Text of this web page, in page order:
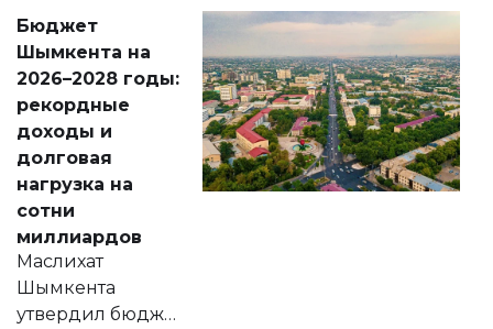
народу
Венесуэлы.
Бюджет
Шымкента на
2026–2028 годы:
рекордные
доходы и
долговая
нагрузка на
сотни
миллиардов
Маслихат
Шымкента
утвердил бюджет